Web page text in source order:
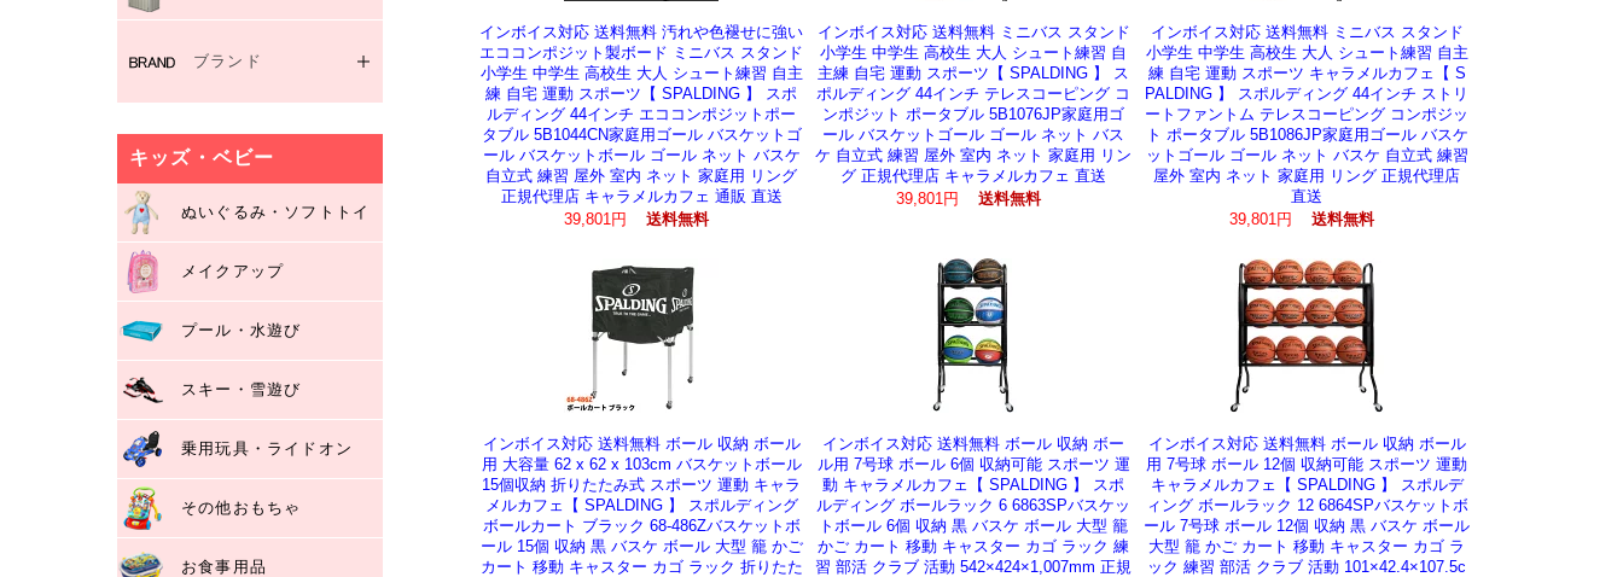
ブランド
インテックス/INTEX
ケター/KETER
コールマン/Coleman
ライフタイム/LIFETIME
キッズ・ベビー
ぬいぐるみ・ソフトトイ
メイクアップ
プール・水遊び
スキー・雪遊び
乗用玩具・ライドオン
その他おもちゃ
お食事用品
インボイス対応 送料無料 汚れや色褪せに強い
エココンポジット製ボード ミニバス スタンド
小学生 中学生 高校生 大人 シュート練習 自主
練 自宅 運動 スポーツ【 SPALDING 】 スポ
ルディング 44インチ エココンポジットポー
タブル 5B1044CN家庭用ゴール バスケットゴ
ール バスケットボール ゴール ネット バスケ
自立式 練習 屋外 室内 ネット 家庭用 リング
正規代理店 キャラメルカフェ 通販 直送
39,801円
送料無料
インボイス対応 送料無料 ミニバス スタンド
小学生 中学生 高校生 大人 シュート練習 自
主練 自宅 運動 スポーツ【 SPALDING 】 ス
ポルディング 44インチ テレスコーピング コ
ンポジット ポータブル 5B1076JP家庭用ゴ
ール バスケットゴール ゴール ネット バス
ケ 自立式 練習 屋外 室内 ネット 家庭用 リン
グ 正規代理店 キャラメルカフェ 直送
39,801円
送料無料
インボイス対応 送料無料 ミニバス スタンド
小学生 中学生 高校生 大人 シュート練習 自主
練 自宅 運動 スポーツ キャラメルカフェ【 S
PALDING 】 スポルディング 44インチ ストリ
ートファントム テレスコーピング コンポジッ
ト ポータブル 5B1086JP家庭用ゴール バスケ
ットゴール ゴール ネット バスケ 自立式 練習
屋外 室内 ネット 家庭用 リング 正規代理店
直送
39,801円
送料無料
インボイス対応 送料無料 ボール 収納 ボール
用 大容量 62 x 62 x 103cm バスケットボール
15個収納 折りたたみ式 スポーツ 運動 キャラ
メルカフェ【 SPALDING 】 スポルディング
ボールカート ブラック 68-486Zバスケットボ
ール 15個 収納 黒 バスケ ボール 大型 籠 かご
カート 移動 キャスター カゴ ラック 折りたた
インボイス対応 送料無料 ボール 収納 ボー
ル用 7号球 ボール 6個 収納可能 スポーツ 運
動 キャラメルカフェ【 SPALDING 】 スポ
ルディング ボールラック 6 6863SPバスケッ
トボール 6個 収納 黒 バスケ ボール 大型 籠
かご カート 移動 キャスター カゴ ラック 練
習 部活 クラブ 活動 542×424×1,007mm 正規
インボイス対応 送料無料 ボール 収納 ボール
用 7号球 ボール 12個 収納可能 スポーツ 運動
キャラメルカフェ【 SPALDING 】 スポルデ
ィング ボールラック 12 6864SPバスケットボ
ール 7号球 ボール 12個 収納 黒 バスケ ボール
大型 籠 かご カート 移動 キャスター カゴ ラ
ック 練習 部活 クラブ 活動 101×42.4×107.5c